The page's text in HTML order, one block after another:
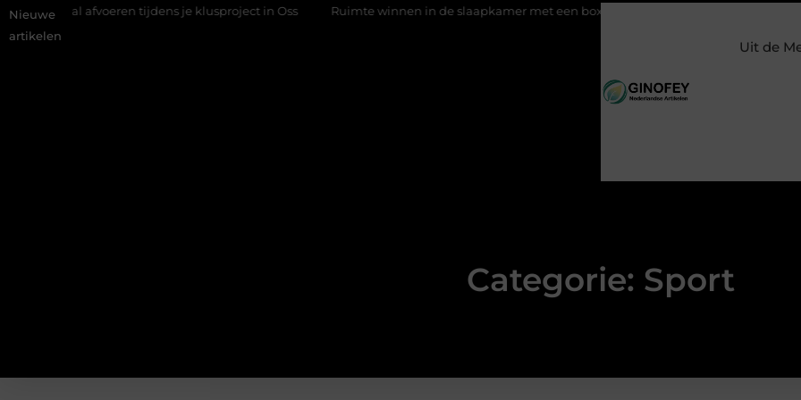
Nieuwe
artikelen
afvoeren tijdens je klusproject in Oss Ruimte winnen in de slaapkamer met een boxspring met opbergruimte
Uit de
Categorie: Sport